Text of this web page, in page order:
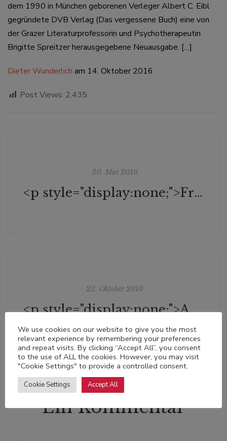
dem 1990 in München geborenen Verleger Albert C. Eibl
gegründete DVB Verlag (Das vergessene Buch) eine von
der Grazer Literaturprofessorin und Psychotherapeutin
Brigitte Spreitzer herausgegebene Neuausgabe. […]
Dieter Wunderlich am 14. Oktober 2016
Post Views: 2.435
30. Mai 2016
<p style="display:none;">Franz Haas am 24. Mai 2016 im 'Standard'</p>
22. Oktober 2016
<p style="display:none;">Anna Steinbauer in der Süddeutschen Zeitung vom 20. Oktober 2016</p>
Ein Kommentar
We use cookies on our website to give you the most
relevant experience by remembering your preferences
and repeat visits. By clicking “Accept All”, you consent
to the use of ALL the cookies. However, you may visit
"Cookie Settings" to provide a controlled consent.
Cookie Settings Accept All